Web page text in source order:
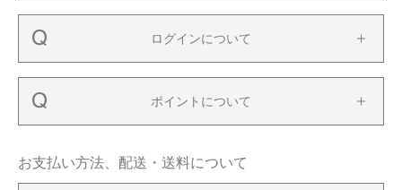
ログインについて
ポイントについて
お支払い方法、配送・送料について